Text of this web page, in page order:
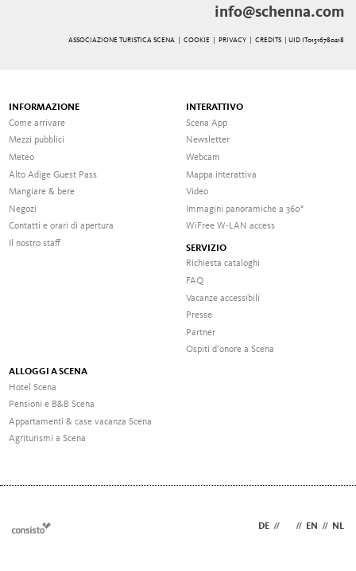
info@schenna.com
ASSOCIAZIONE TURISTICA SCENA | COOKIE PRIVACY| CREDITS | UID IT01516780218
INFORMAZIONE
Come arrivare
Mezzi pubblici
Meteo
Alto Adige Guest Pass
Mangiare & bere
Negozi
Contatti e orari di apertura
Il nostro staff
INTERATTIVO
Scena App
Newsletter
Webcam
Mappa interattiva
Video
Immagini panoramiche a 360°
WiFree W-LAN access
SERVIZIO
Richiesta cataloghi
FAQ
Vacanze accessibili
Presse
Partner
Ospiti d’onore a Scena
ALLOGGI A SCENA
Hotel Scena
Pensioni e B&B Scena
Appartamenti & case vacanza Scena
Agriturismi a Scena
DE // // EN // NL